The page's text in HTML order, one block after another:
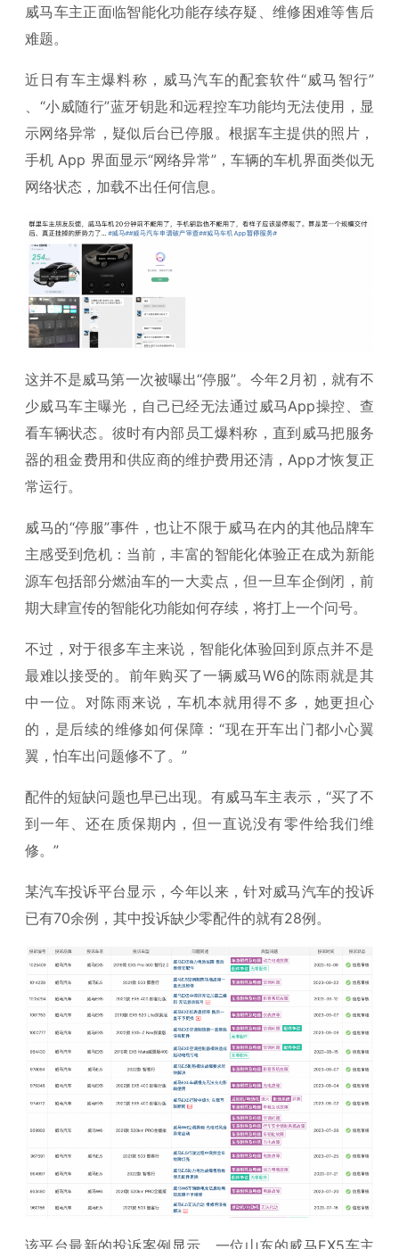
威马车主正面临智能化功能存续存疑、维修困难等售后
难题。
近日有车主爆料称，威马汽车的配套软件“威马智行”
、“小威随行”蓝牙钥匙和远程控车功能均无法使用，显
示网络异常，疑似后台已停服。根据车主提供的照片，
手机 App 界面显示“网络异常”，车辆的车机界面类似无
网络状态，加载不出任何信息。
这并不是威马第一次被曝出“停服”。今年2月初，就有不
少威马车主曝光，自己已经无法通过威马App操控、查
看车辆状态。彼时有内部员工爆料称，直到威马把服务
器的租金费用和供应商的维护费用还清，App才恢复正
常运行。
威马的“停服”事件，也让不限于威马在内的其他品牌车
主感受到危机：当前，丰富的智能化体验正在成为新能
源车包括部分燃油车的一大卖点，但一旦车企倒闭，前
期大肆宣传的智能化功能如何存续，将打上一个问号。
不过，对于很多车主来说，智能化体验回到原点并不是
最难以接受的。前年购买了一辆威马W6的陈雨就是其
中一位。对陈雨来说，车机本就用得不多，她更担心
的，是后续的维修如何保障：“现在开车出门都小心翼
翼，怕车出问题修不了。”
配件的短缺问题也早已出现。有威马车主表示，“买了不
到一年、还在质保期内，但一直说没有零件给我们维
修。”
某汽车投诉平台显示，今年以来，针对威马汽车的投诉
已有70余例，其中投诉缺少零配件的就有28例。